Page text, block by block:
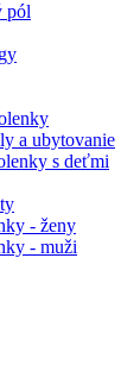
pól
a ubytovanie
s deťmi
- ženy
- muži